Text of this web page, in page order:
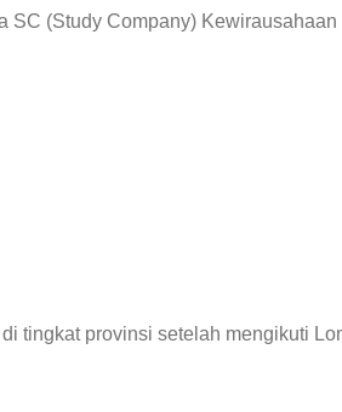
SC (Study Company) Kewirausahaan
tingkat provinsi setelah mengikuti